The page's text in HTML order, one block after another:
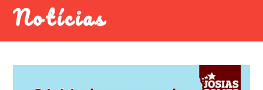
Notícias